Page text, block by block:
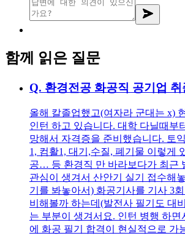
함께 읽은 질문
Q. 환경전공 화공직 공기업 취
올해 칼졸업했고(여자라 군대는 x)
인턴 하고 있습니다. 대학 다닐때부
망해서 자격증을 준비했습니다. 토
1, 컴활1, 대기,수질, 폐기물 이렇게
공… 등 환경직 만 바라보다가 최근
관심이 생겨서 산안기 실기 접수해
기를 봐놓아서) 화공기사를 기사 3
비해볼까 하는데(발전사 필기도 대
는 부분이 생겨서요. 인턴 병행 하
에 화공 필기 합격이 현실적으로 가